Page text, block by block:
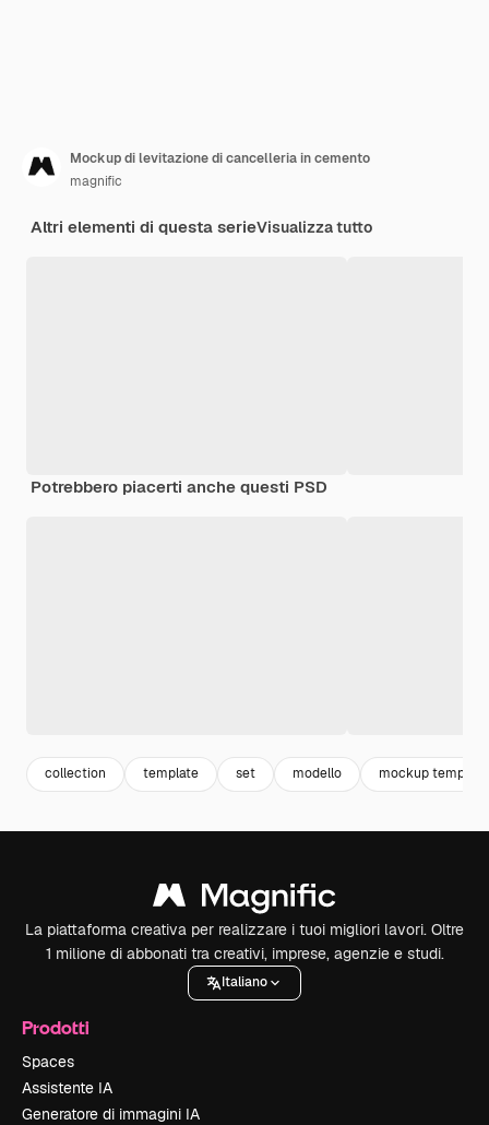
Mockup di levitazione di cancelleria in cemento
magnific
Altri elementi di questa serieVisualizza tutto
Potrebbero piacerti anche questi PSD
collection template set modello mockup template
La piattaforma creativa per realizzare i tuoi migliori lavori. Oltre
1 milione di abbonati tra creativi, imprese, agenzie e studi.
Italiano
Prodotti
Spaces
Assistente IA
Generatore di immagini IA